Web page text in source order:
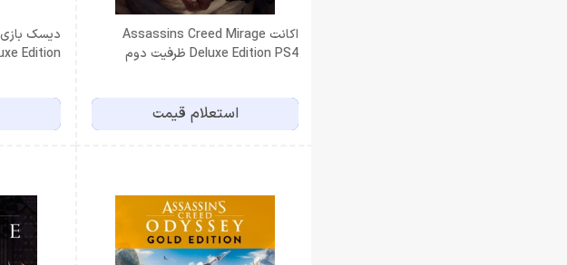
اكانت Assassins Creed Mirage
Deluxe Edition PS4 ظرفيت دوم
استعلام قیمت